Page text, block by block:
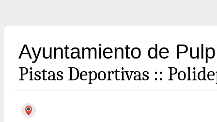
Ayuntamiento de
Pistas Deportivas ::